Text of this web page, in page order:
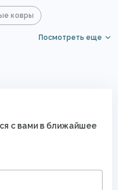
ковры
Посмотреть еще
с вами в ближайшее